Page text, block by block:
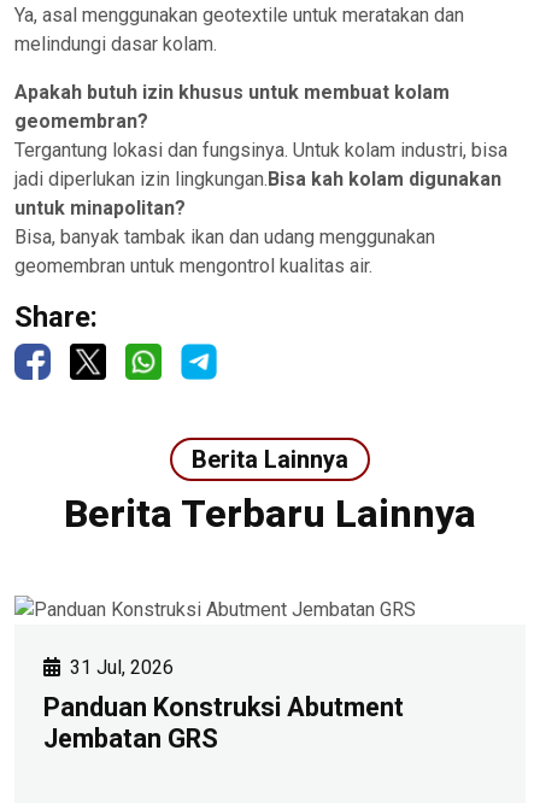
Ya, asal menggunakan geotextile untuk meratakan dan
melindungi dasar kolam.
Apakah butuh izin khusus untuk membuat kolam
geomembran?
Tergantung lokasi dan fungsinya. Untuk kolam industri, bisa
jadi diperlukan izin lingkungan. Bisa kah kolam digunakan
untuk minapolitan?
Bisa, banyak tambak ikan dan udang menggunakan
geomembran untuk mengontrol kualitas air.
Share:
Berita Lainnya
Berita Terbaru Lainnya
31 Jul, 2026
Panduan Konstruksi Abutment
Jembatan GRS